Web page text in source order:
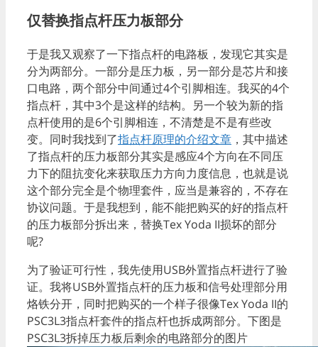
仅替换指点杆压力板部分
于是我又观察了一下指点杆的电路板，发现它其实是
分为两部分。一部分是压力板，另一部分是芯片和接
口电路，两个部分中间通过4个引脚相连。我买的4个
指点杆，其中3个是这样的结构。另一个较为新的指
点杆使用的是6个引脚相连，不清楚是不是有些改
变。同时我找到了指点杆原理的介绍文章 ，其中描述
了指点杆的压力板部分其实是感应4个方向在不同压
力下的阻抗变化来获取压力方向力度信息，也就是说
这个部分完全是个物理套件，应当是兼容的，不存在
协议问题。于是我想到，能不能把购买的好的指点杆
的压力板部分拆出来，替换Tex Yoda II损坏的部分
呢?
为了验证可行性，我先使用USB外置指点杆进行了验
证。我将USB外置指点杆的压力板和信号处理部分用
烙铁分开，同时把购买的一个样子很像Tex Yoda II的
PSC3L3指点杆套件的指点杆也拆成两部分。下图是
PSC3L3拆掉压力板后剩余的电路部分的图片